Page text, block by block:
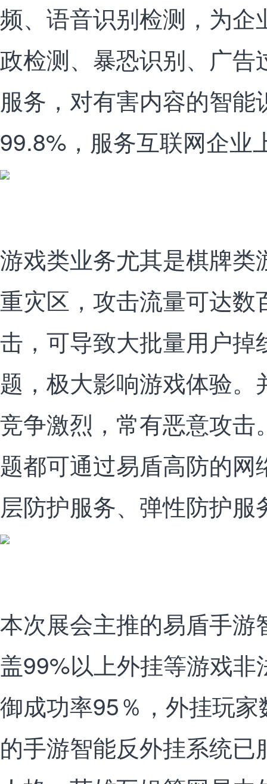
频、语音识别检测，为企
政检测、暴恐识别、广
服务，对有害内容的智能
99.8%，服务互联网企业
游戏类业务尤其是棋牌类
重灾区，攻击流量可达数
击，可导致大批量用户掉
题，极大影响游戏体验
竞争激烈，常有恶意攻击
题都可通过易盾高防的
层防护服务、弹性防护服
本次展会主推的易盾手游
盖99%以上外挂等游戏
御成功率95％，外挂玩
的手游智能反外挂系统